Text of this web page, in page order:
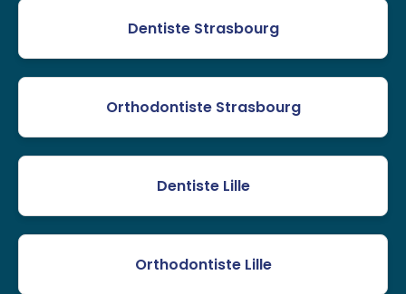
Dentiste Strasbourg
Orthodontiste Strasbourg
Dentiste Lille
Orthodontiste Lille